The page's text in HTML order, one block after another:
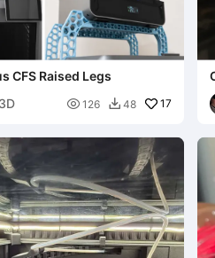
CFS Raised Legs
 126  48 17